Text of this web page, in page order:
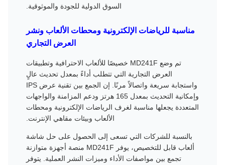
السوق الدولية للجودة والموثوقية.
مناسبة للرياضات الإلكترونية ومحطات الألعاب ونشر
العرض التجاري
تم وضع MD241F خصيصًا للألعاب الاحترافية وتطبيقات
العرض التجارية التي تتطلب أداءً بمعدل تحديث عالٍ
واستجابة سريعة واتصالاً مرنًا. إن الجمع بين تقنية عرض IPS
وإمكانية التحديث بمعدل 165 هرتز ودعم المزامنة والواجهات
المتعددة يجعلها مناسبة لغرف الرياضات الإلكترونية ومحطات
الألعاب وبيئات مقاهي الإنترنت.
بالنسبة للشركات التي تسعى إلى الحصول على حل شاشة
ألعاب قابل للتخصيص، يوفر MD241F منصة أجهزة متوازنة
تجمع بين مواصفات الأداء وميزات النشر العملية. يتوفر